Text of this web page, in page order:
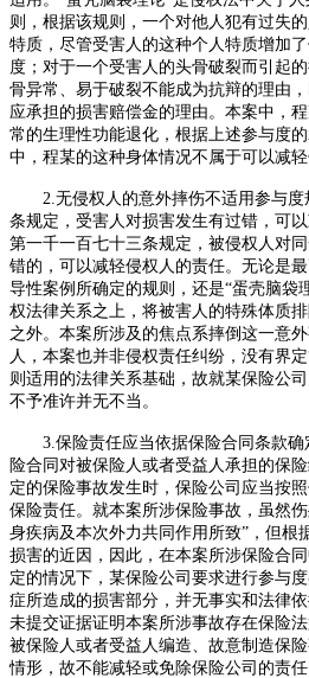
则，根据该规则，一个对他人犯有过失
特质，尽管受害人的这种个人特质增加
度；对于一个受害人的头骨破裂而引起
骨异常、易于破裂不能成为抗辩的理由
应承担的损害赔偿金的理由。本案中，
常的生理性功能退化，根据上述参与度
中，程某的这种身体情况不属于可以减
2. 无侵权人的意外摔伤不适用参与
条规定，受害人对损害发生有过错，可
第一千一百七十三条规定，被侵权人对
错的，可以减轻侵权人的责任。无论是
导性案例所确定的规则，还是“蛋壳脑袋
权法律关系之上，将被害人的特殊体质
之外。本案所涉及的焦点系摔倒这一意
人，本案也并非侵权责任纠纷，没有界
则适用的法律关系基础，故就某保险公
不予准许并无不当。
3. 保险责任应当依据保险合同条款
险合同对被保险人或者受益人承担的保
定的保险事故发生时，保险公司应当按
保险责任。就本案所涉保险事故，虽然
身疾病及本次外力共同作用所致”，但根
损害的近因，因此，在本案所涉保险合
定的情况下，某保险公司要求进行参与
症所造成的损害部分，并无事实和法律
未提交证据证明本案所涉事故存在保险
被保险人或者受益人编造、故意制造保
情形，故不能减轻或免除保险公司的责任